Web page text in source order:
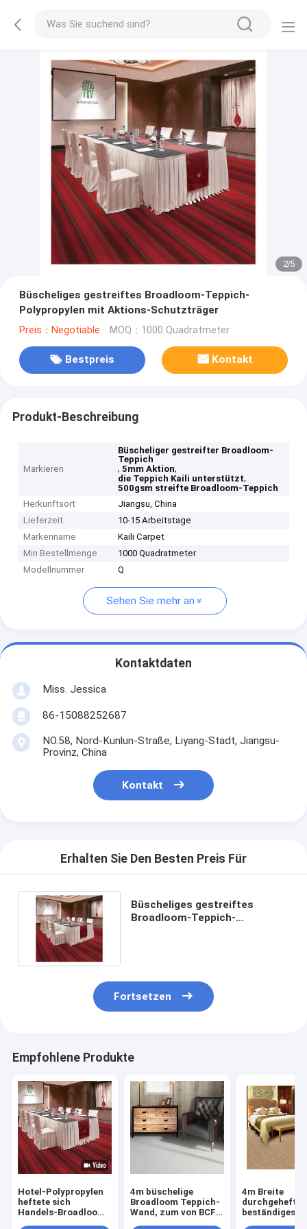
2/5
Büscheliges gestreiftes Broadloom-Teppich-
Polypropylen mit Aktions-Schutzträger
Preis：Negotiable MOQ：1000 Quadratmeter
Bestpreis Kontakt
Produkt-Beschreibung
Markieren
Büscheliger gestreifter Broadloom-
Teppich
,5mm Aktion,
die Teppich Kaili unterstützt,
500gsm streifte Broadloom-Teppich
Herkunftsort
Jiangsu, China
Lieferzeit
10-15 Arbeitstage
Markenname
Kaili Carpet
Min Bestellmenge
1000 Quadratmeter
Modellnummer
Q
Sehen Sie mehr an
Kontaktdaten
Miss. Jessica
86-15088252687
NO.58, Nord-Kunlun-Straße, Liyang-Stadt, Jiangsu-
Provinz, China
Kontakt
Erhalten Sie Den Besten Preis Für
Büscheliges gestreiftes
Broadloom-Teppich-
Fortsetzen
Empfohlene Produkte
Hotel-Polypropylen
heftete sich
Handels-Broadloom-
4m büschelige
Broadloom Teppich-
Wand, zum von BCF-
4m Breite
beständiges